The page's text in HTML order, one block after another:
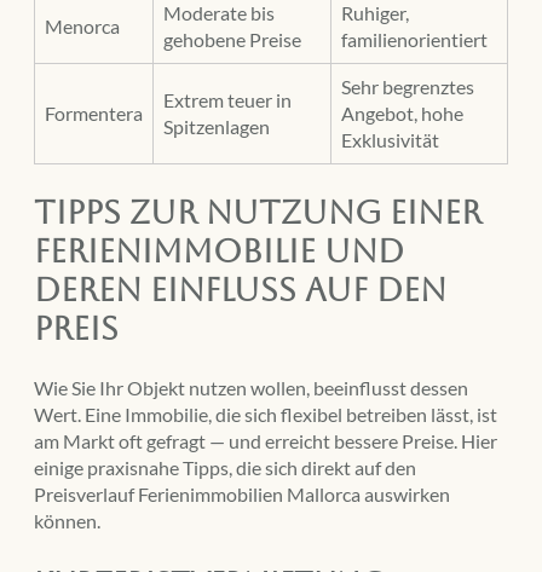
Menorca
Moderate bis
gehobene Preise
Ruhiger,
familienorientiert
Formentera
Extrem teuer in
Spitzenlagen
Sehr begrenztes
Angebot, hohe
Exklusivität
Tipps zur Nutzung einer
Ferienimmobilie und
deren Einfluss auf den
Preis
Wie Sie Ihr Objekt nutzen wollen, beeinflusst dessen
Wert. Eine Immobilie, die sich flexibel betreiben lässt, ist
am Markt oft gefragt — und erreicht bessere Preise. Hier
einige praxisnahe Tipps, die sich direkt auf den
Preisverlauf Ferienimmobilien Mallorca auswirken
können.